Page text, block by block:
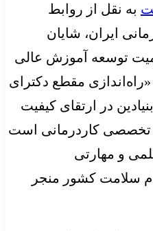
به نقل از روابط
ایران، شایان
توسعه آموزش عالی
مقطع دکترای
در ارتقای کیفیت
کاردرمانی است
و مهارتی
سلامت کشور منجر